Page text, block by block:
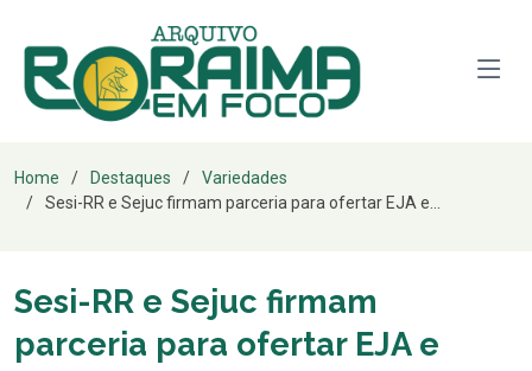
Home Destaques
Variedades
Sesi-RR e Sejuc firmam parceria para ofertar EJA e...
Sesi-RR e Sejuc firmam
parceria para ofertar EJA e